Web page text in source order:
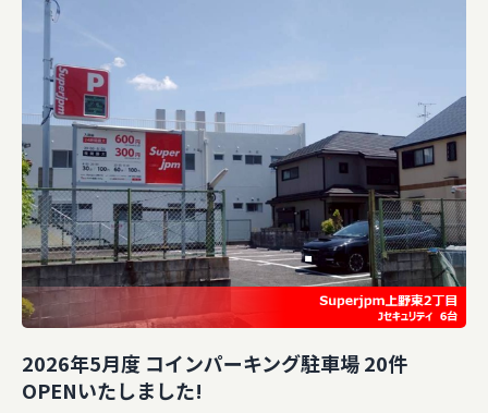
2026年5月度 コインパーキング駐車場 20件
OPENいたしました!